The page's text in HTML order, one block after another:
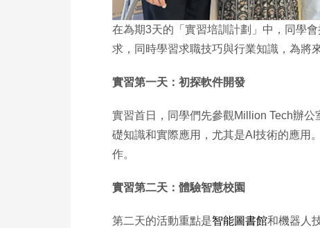
在為期3天的「實習培訓計劃」中，同學
求，同時學習求職技巧與行業知識，為將
實習第一天：初探軟件開發
實習首日，同學們先參觀Million Tech辦
礎知識和實際應用，尤其是AI技術的應用
作。
實習第二天：體驗智慧校園
第二天的活動重點是智能圖書館和機器人